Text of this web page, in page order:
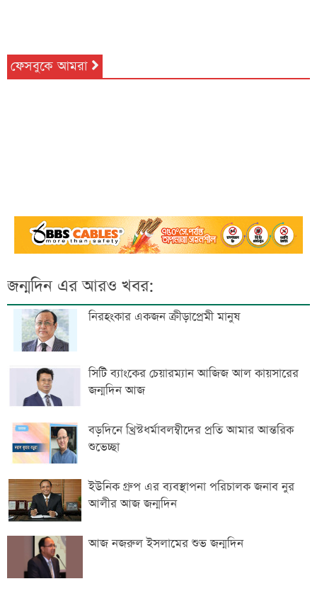
ফেসবুকে আমরা
জন্মদিন এর আরও খবর:
নিরহংকার একজন ক্রীড়াপ্রেমী মানুষ
সিটি ব্যাংকের চেয়ারম্যান আজিজ আল কায়সারের
জন্মদিন আজ
বড়দিনে খ্রিস্টধর্মাবলম্বীদের প্রতি আমার আন্তরিক
শুভেচ্ছা
ইউনিক গ্রুপ এর ব্যবস্থাপনা পরিচালক জনাব নুর
আলীর আজ জন্মদিন
আজ নজরুল ইসলামের শুভ জন্মদিন